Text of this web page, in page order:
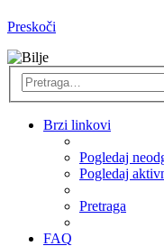
Preskoči
Brzi linkovi
Pogledaj
Pogledaj
Pretraga
FAQ